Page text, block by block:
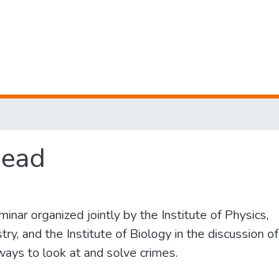
organized jointly by the Institute of Physics,
and the Institute of Biology in the discussion of
to look at and solve crimes.